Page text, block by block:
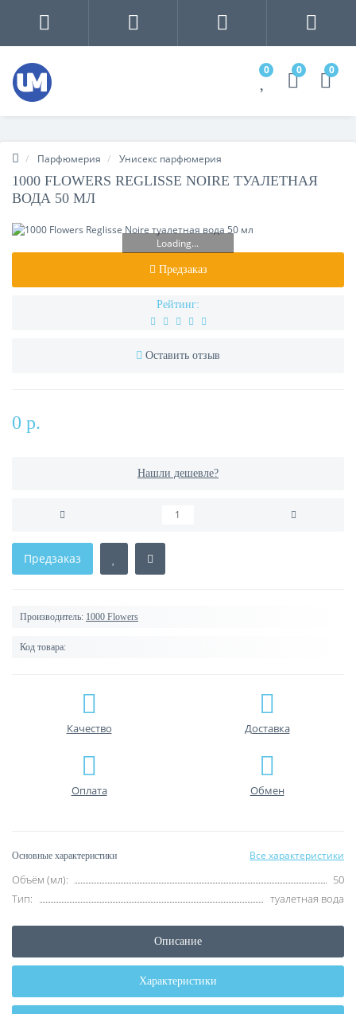
0 0 0
Парфюмерия Унисекс парфюмерия
1000 FLOWERS REGLISSE NOIRE ТУАЛЕТНАЯ
ВОДА 50 МЛ
Loading...
Предзаказ
Рейтинг:
Оставить отзыв
0 р.
Нашли дешевле?
Предзаказ
Производитель: 1000 Flowers
Код товара:
Качество Доставка
Оплата Обмен
Основные характеристики Все характеристики
Объём (мл):
50
Тип:
туалетная вода
Описание
Характеристики